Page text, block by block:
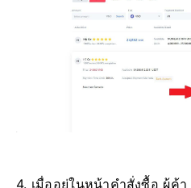
4. เมื่ออยู่ในหน้าคำสั่งซื้อ ผู้ค้า